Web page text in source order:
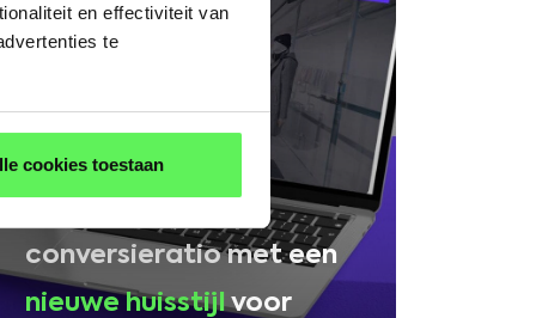
en effectiviteit van
te
cookies toestaan
TOPCLAMP
conversieratio met een
nieuwe huisstijlvoor